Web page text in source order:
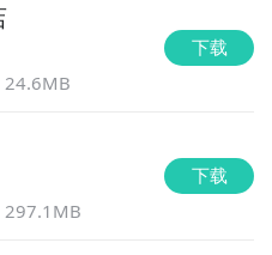
24.6MB
下载
297.1MB
下载